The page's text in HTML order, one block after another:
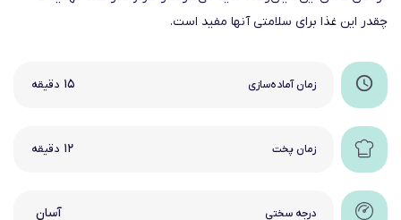
چقدر این غذا برای سلامتی آنها مفید است.
زمان آماده‌سازی ۱۵ دقیقه
زمان پخت ۱۲ دقیقه
درجه سختی آسان